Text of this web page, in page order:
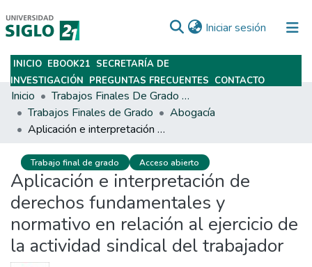
Iniciar sesión (current)
Subir
INICIO EBOOK21 SECRETARÍA DE
INVESTIGACIÓN PREGUNTAS FRECUENTES CONTACTO
Inicio
Trabajos Finales De Grado Y Posgrado
Trabajos Finales de Grado
Abogacía
Aplicación e interpretación de derechos fundamentales y normativo en relación al ejercicio de la actividad sindical del trabajador
Trabajo final de grado Acceso abierto
Aplicación e interpretación de
derechos fundamentales y
normativo en relación al ejercicio de
la actividad sindical del trabajador